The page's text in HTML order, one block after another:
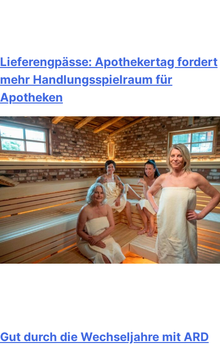
Lieferengpässe: Apothekertag fordert
mehr Handlungsspielraum für
Apotheken
Gut durch die Wechseljahre mit ARD